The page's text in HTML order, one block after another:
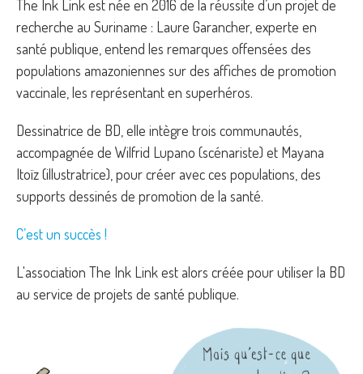
The Ink Link est née en 2016 de la réussite d’un projet de
recherche au Suriname : Laure Garancher, experte en
santé publique, entend les remarques offensées des
populations amazoniennes sur des affiches de promotion
vaccinale, les représentant en superhéros.
Dessinatrice de BD, elle intègre trois communautés,
accompagnée de Wilfrid Lupano (scénariste) et Mayana
Itoïz (illustratrice), pour créer avec ces populations, des
supports dessinés de promotion de la santé.
C’est un succès !
L'association The Ink Link est alors créée pour utiliser la BD
au service de projets de santé publique.